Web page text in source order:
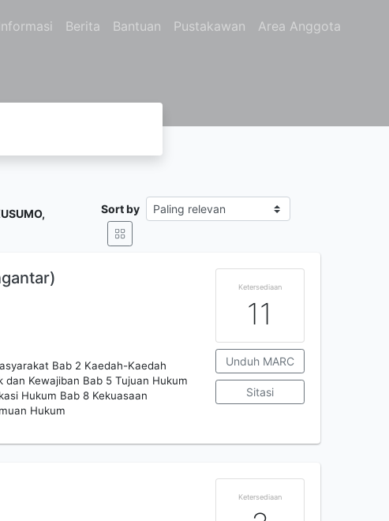
Berita Bantuan Pustakawan Area Anggota
Sort by
Bab 2 Kaedah-Kaedah
Kewajiban Bab 5 Tujuan Hukum
Hukum Bab 8 Kekuasaan
Hukum
Ketersediaan
11
Unduh MARC
Sitasi
Ketersediaan